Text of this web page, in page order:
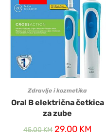
Zdravlje i kozmetika
Oral B električna četkica
za zube
45,00KM 29,00 KM